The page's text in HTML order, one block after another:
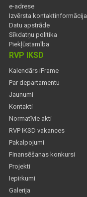
e-adrese
Izvērsta kontaktinformācija
Datu apstrāde
Sīkdatņu politika
Piekļūstamība
RVP IKSD
Kalendārs iFrame
Par departamentu
Jaunumi
Kontakti
Normatīvie akti
RVP IKSD vakances
Pakalpojumi
Finansēšanas konkursi
Projekti
Iepirkumi
Galerija